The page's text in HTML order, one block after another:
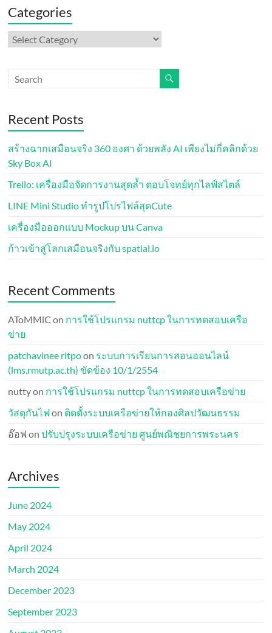
Categories
Categories
Recent Posts
สร้างฉากเสมือนจริง 360 องศา ด้วยพลัง AI เพียงไม่กี่คลิกด้วย
Sky Box AI
Trello: เครื่องมือจัดการงานสุดล้ำ ตอบโจทย์ทุกไลฟ์สไตล์
LINE Mini Studio ทำรูปโปรไฟล์สุดCute
เครื่องมือออกแบบ Mockup บน Canva
ก้าวเข้าสู่โลกเสมือนจริงกับ spatial.io
Recent Comments
AToMMiC on การใช้โปรแกรม nuttcp ในการทดสอบเครือ
ข่าย
patchavinee ritpoon ระบบการเรียนการสอนออนไลน์
(lms.rmutp.ac.th) ขัดข้อง 10/1/2554
nuttyon การใช้โปรแกรม nuttcp ในการทดสอบเครือข่าย
วัสดุกันไฟ on ติดตั้งระบบเครือข่ายให้กองศิลปวัฒนธรรม
อ๊อฟ onปรับปรุงระบบเครือข่าย ศูนย์พณิชยการพระนคร
Archives
June 2024
May 2024
April 2024
March 2024
December 2023
September 2023